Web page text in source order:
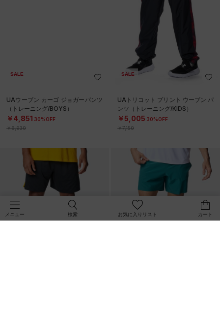
メニュー 検索 お気に入りリスト カート
SALE
UAウーブン カーゴ ジョガーパンツ
（トレーニング/BOYS）
￥4,851 30%OFF
￥6,930
SALE
UAトリコット プリント ウーブン パ
ンツ（トレーニング/KIDS）
￥5,005 30%OFF
￥7,150